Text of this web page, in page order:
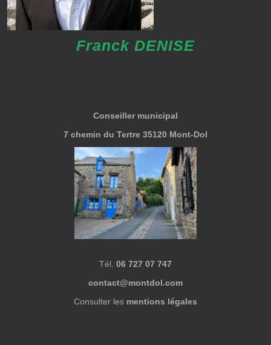
Franck DENISE
Conseiller municipal
7 chemin du Tertre 35120 Mont-Dol
Tél. 06 727 07 747
contact@montdol.com
Consulter les mentions légales